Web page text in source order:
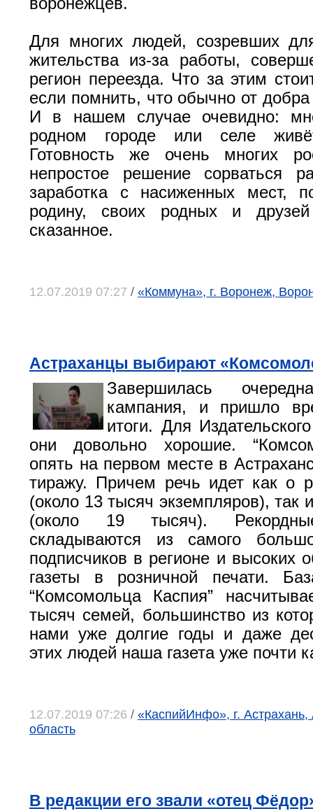
Для многих людей, созревших
жительства из-за работы,
регион переезда. Что за этим
если помнить, что обычно от
И в нашем случае очевидно:
родном городе или селе
Готовность же очень многих
непростое решение сорваться
заработка с насиженных мест,
родину, своих родных и друзей
сказанное.
12.07.2019 07:27 / «Коммуна», г. Воронеж,
Астраханцы выбирают
Завершилась
кампания, и пришло
итоги. Для
они довольно хорошие.
опять на первом месте в
тиражу. Причем речь идет как о
(около 13 тысяч экземпляров), так
(около 19 тысяч).
складываются из самого
подписчиков в регионе и высоких
газеты в розничной печати.
“Комсомольца Каспия”
тысяч семей, большинство из
нами уже долгие годы и даже
этих людей наша газета уже почти
12.07.2019 07:26 / «КаспийИнфо», г. Астрахань,
область
В редакции его звали «отец